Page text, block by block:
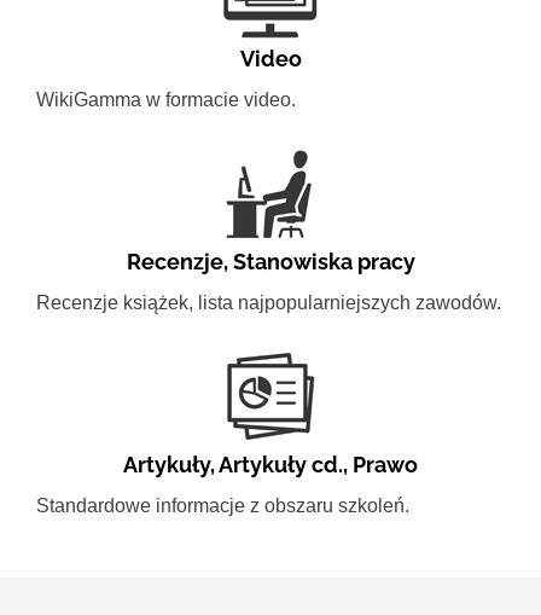
Video
WikiGamma w formacie video.
Recenzje,Stanowiska pracy
Recenzje książek, lista najpopularniejszych zawodów.
Artykuły,Artykuły cd., Prawo
Standardowe informacje z obszaru szkoleń.